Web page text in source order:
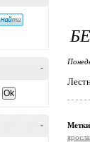
-
-